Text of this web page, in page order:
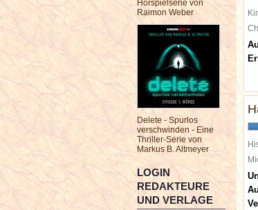
Hörspielserie von
Raimon Weber
Delete - Spurlos
verschwinden - Eine
Thriller-Serie von
Markus B. Altmeyer
LOGIN
REDAKTEURE
UND VERLAGE